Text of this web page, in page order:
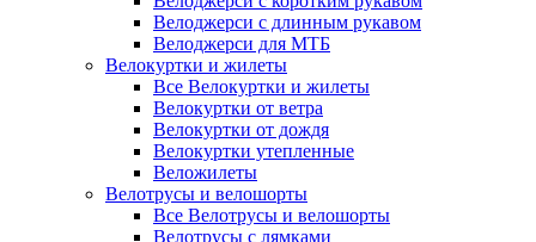
Велоджерси с длинным рукавом
Велоджерси для МТБ
Велокуртки и жилеты
Все Велокуртки и жилеты
Велокуртки от ветра
Велокуртки от дождя
Велокуртки утепленные
Веложилеты
Велотрусы и велошорты
Все Велотрусы и велошорты
Велотрусы с лямками